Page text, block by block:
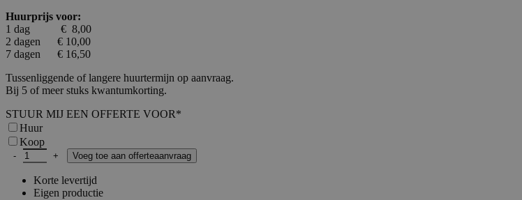
Huurprijs voor:
1 dag € 8,00
2 dagen € 10,00
7 dagen € 16,50
Tussenliggende of langere huurtermijn op aanvraag.
Bij 5 of meer stuks kwantumkorting.
STUUR MIJ EEN OFFERTE VOOR*
Huur
Koop
A4 Folderhouder Mulhouse aantal
Voeg toe aan offerteaanvraag
Korte levertijd
Eigen productie